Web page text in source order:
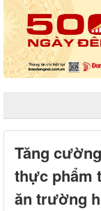
Tăng
thực phẩm
ăn trường